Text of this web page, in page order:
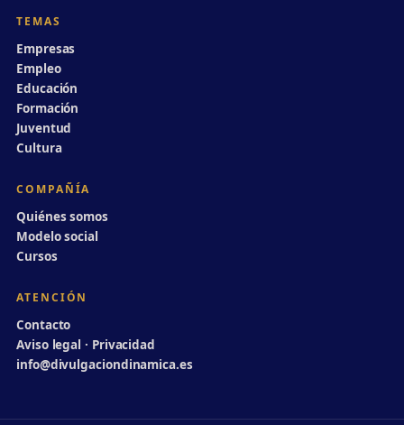
TEMAS
Empresas
Empleo
Educación
Formación
Juventud
Cultura
COMPAÑÍA
Quiénes somos
Modelo social
Cursos
ATENCIÓN
Contacto
Aviso legal · Privacidad
info@divulgaciondinamica.es